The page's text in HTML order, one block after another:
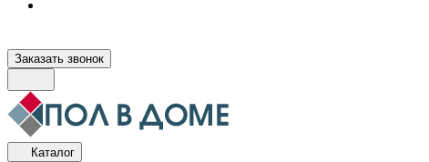
Заказать звонок
Каталог